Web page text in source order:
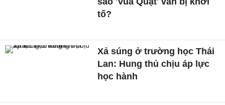
tố?
Xả súng ở trường học Thái
Lan: Hung thủ chịu áp lực
học hành